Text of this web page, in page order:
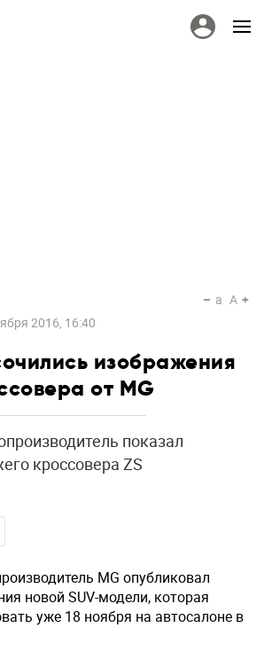
2016, 16:40
a A
изображения
от MG
показал
кроссовера ZS
MG опубликовал
новой SUV-модели, которая
уже 18 ноября на автосалоне в